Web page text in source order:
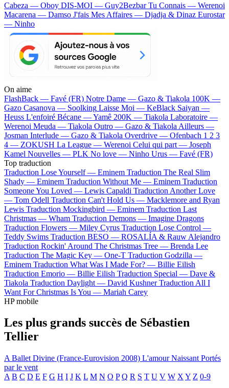
Cabeza — Oboy DIS-MOI — Guy2BezbarTu Connais — Werenoi
Macarena — Damso J'fais Mes Affaires — Djadja & Dinaz Eurostar
— Ninho
On aime
FlashBack — Favé (FR) Notre Dame — Gazo & Tiakola 100K —
Gazo Casanova — Soolking Laisse Moi — KeBlack Saiyan —
Heuss L'enfoiré Bécane —Yamê 200K — Tiakola Laboratoire —
Werenoi Meuda — Tiakola Outro — Gazo & Tiakola Ailleurs —
Josman Interlude — Gazo & Tiakola Overdrive — Ofenbach 1 2 3
4 — ZOKUSH La League — Werenoi Celui qui part — Joseph
Kamel Nouvelles — PLK No love — Ninho Urus — Favé (FR)
Top traduction
Traduction Lose Yourself — Eminem Traduction The Real Slim
Shady — Eminem Traduction Without Me — Eminem Traduction
Someone You Loved — Lewis Capaldi Traduction Another Love
— Tom Odell Traduction Can't Hold Us — Macklemore and Ryan
Lewis Traduction Mockingbird — Eminem Traduction Last
Christmas — Wham Traduction Demons — Imagine Dragons
Traduction Flowers — Miley Cyrus Traduction Lose Control —
Teddy Swims Traduction BESO — ROSALÍA & Rauw Alejandro
Traduction Rockin' Around The Christmas Tree — Brenda Lee
Traduction The Magic Key — One-T Traduction Godzilla —
Eminem Traduction What Was I Made For? — Billie Eilish
Traduction Emorio — Billie Eilish Traduction Special — Dave &
Tiakola Traduction Daylight — David Kushner Traduction All I
Want For Christmas Is You — Mariah Carey
HP mobile
Les plus grands succès de Sébastien
Tellier
A Ballet Divine (France-Eurovision 2008) L'amour Naissant Portés
par le vent
A B C D E F G H I J K L M N O P Q R S T U V W X Y Z 0-9